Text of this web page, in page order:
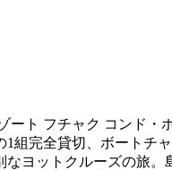
ート フチャク コンド・
1組完全貸切、ボートチ
ヨットクルーズの旅